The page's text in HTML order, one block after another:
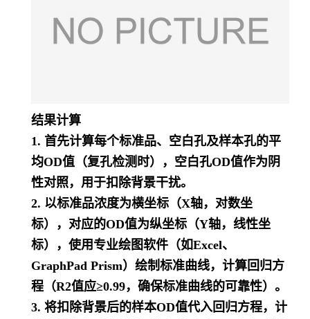
结果计算
1. 首先计算每个标准品、空白孔及样本孔的平
均OD值（复孔检测时），空白孔OD值作为阴
性对照，用于扣除背景干扰。
2. 以标准品浓度为横坐标（X轴，对数坐
标），对应的OD值为纵坐标（Y轴，线性坐
标），使用专业绘图软件（如Excel、
GraphPad Prism）绘制标准曲线，计算回归方
程（R2值应≥0.99，确保标准曲线的可靠性）。
3. 将扣除背景后的样本OD值代入回归方程，计